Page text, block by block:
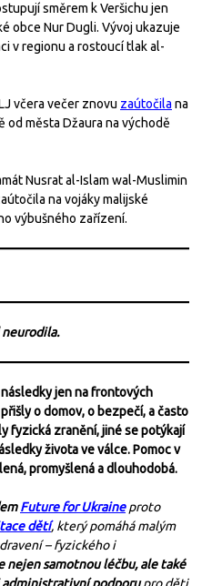
směrem k Veršichu jen
obce Nur Dugli. Vývoj ukazuje
v regionu a rostoucí tlak al-
včera večer znovu zaútočila na
od města Džaura na východě
Nusrat al-Islam wal-Muslimin
na vojáky malijské
výbušného zařízení.
jen na frontových
o domov, o bezpečí, a často
fyzická zranění, jiné se potýkají
života ve válce. Pomoc v
promyšlená a dlouhodobá.
Future for Ukraineproto
dětí, který pomáhá malým
– fyzického i
nejen samotnou léčbu, ale také